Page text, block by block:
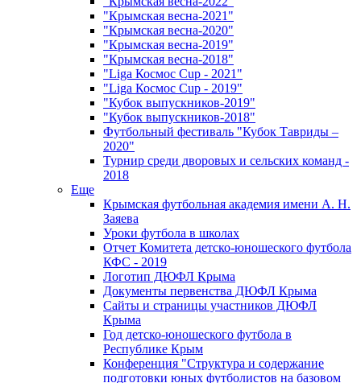
"Крымская весна-2021"
"Крымская весна-2020"
"Крымская весна-2019"
"Крымская весна-2018"
"Liga Космос Cup - 2021"
"Liga Космос Cup - 2019"
"Кубок выпускников-2019"
"Кубок выпускников-2018"
Футбольный фестиваль "Кубок Тавриды –
2020"
Турнир среди дворовых и сельских команд -
2018
Еще
Крымская футбольная академия имени А. Н.
Заяева
Уроки футбола в школах
Отчет Комитета детско-юношеского футбола
КФС - 2019
Логотип ДЮФЛ Крыма
Документы первенства ДЮФЛ Крыма
Сайты и страницы участников ДЮФЛ
Крыма
Год детско-юношеского футбола в
Республике Крым
Конференция "Структура и содержание
подготовки юных футболистов на базовом